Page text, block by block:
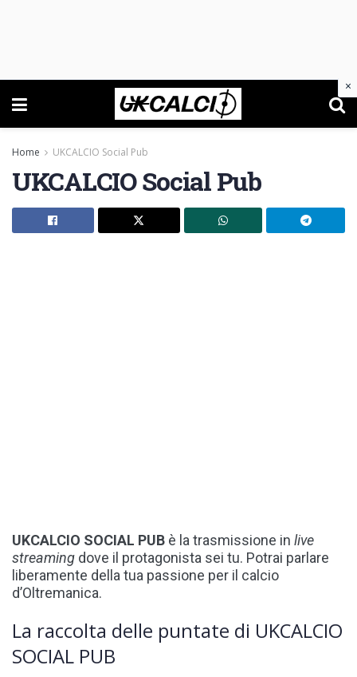
Home UKCALCIO Social Pub
UKCALCIO Social Pub
UKCALCIO SOCIAL PUB è la trasmissione in live
streaming dove il protagonista sei tu. Potrai parlare
liberamente della tua passione per il calcio
d’Oltremanica.
La raccolta delle puntate di UKCALCIO
SOCIAL PUB
×